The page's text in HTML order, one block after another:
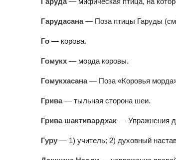
Гарудасана— Поза птицы Гаруды
Го — корова.
Гомукх — морда коровы.
Гомукхасана— Поза «Коровья
Грива— тыльная сторона шеи.
Грива шактивардхак — Упражнения
Гуру — 1) учитель; 2) духовный